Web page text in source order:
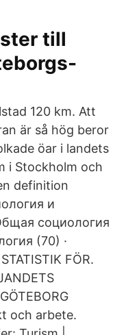
till
120 km. Att
är så hög beror
öar i landets
i Stockholm och
definition
и
социология
(70) ·
FÖR.
och arbete.